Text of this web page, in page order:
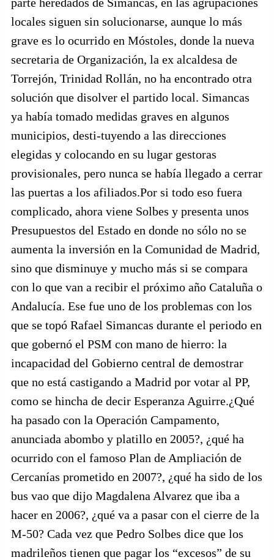
locales siguen sin solucionarse, aunque lo más
grave es lo ocurrido en Móstoles, donde la nueva
secretaria de Organización, la ex alcaldesa de
Torrejón, Trinidad Rollán, no ha encontrado otra
solución que disolver el partido local. Simancas
ya había tomado medidas graves en algunos
municipios, desti-tuyendo a las direcciones
elegidas y colocando en su lugar gestoras
provisionales, pero nunca se había llegado a cerrar
las puertas a los afiliados.Por si todo eso fuera
complicado, ahora viene Solbes y presenta unos
Presupuestos del Estado en donde no sólo no se
aumenta la inversión en la Comunidad de Madrid,
sino que disminuye y mucho más si se compara
con lo que van a recibir el próximo año Cataluña o
Andalucía. Ese fue uno de los problemas con los
que se topó Rafael Simancas durante el periodo en
que gobernó el PSM con mano de hierro: la
incapacidad del Gobierno central de demostrar
que no está castigando a Madrid por votar al PP,
como se hincha de decir Esperanza Aguirre.¿Qué
ha pasado con la Operación Campamento,
anunciada abombo y platillo en 2005?, ¿qué ha
ocurrido con el famoso Plan de Ampliación de
Cercanías prometido en 2007?, ¿qué ha sido de los
bus vao que dijo Magdalena Alvarez que iba a
hacer en 2006?, ¿qué va a pasar con el cierre de la
M-50? Cada vez que Pedro Solbes dice que los
madrileños tienen que pagar los “excesos” de su